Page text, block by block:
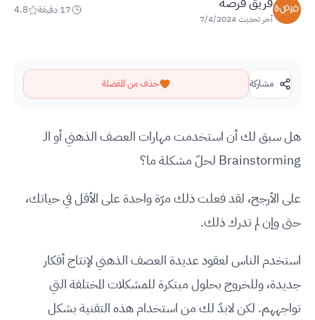
آخر تحديث7/4/2024
17 دقيقة 4.8
مشاركة حذف من المفضلة
هل سبق لك أن استخدمت مهارات العصف الذهني أو الـ
Brainstorming لحلّ مشكلة ما؟
على الأرجح، لقد فعلت ذلك مرّة واحدة على الأقل في حياتك،
حتى وإن لم تدرك ذلك.
استخدم الناس لعقود عديدة العصف الذهني لإنتاج أفكار
جديدة، وللخروج بحلول مبتكرة للمشكلات المختلفة التي
تواجههم. لكن لابدّ لك من استخدام هذه التقنية بشكل